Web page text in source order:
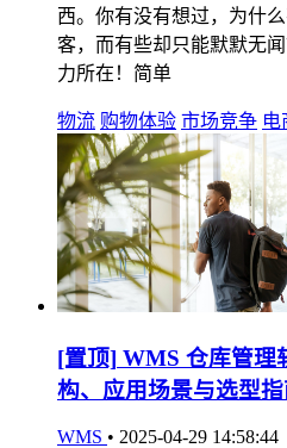
西。你有没有想过，为什
客，而有些却只能默默无
力所在！简单
物流 购物体验 市场竞争 电
[置顶] WMS 仓库管理
构、应用场景与选型
WMS • 2025-04-29 14:58:44